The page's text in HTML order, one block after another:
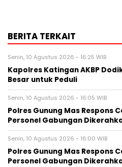
BERITA TERKAIT
Senin, 10 Agustus 2026 - 16:25 WIB
Kapolres Katingan AKBP
Besar untuk Peduli
Senin, 10 Agustus 2026 - 16:05 WIB
Polres Gunung Mas Respons
Personel Gabungan
Senin, 10 Agustus 2026 - 16:00 WIB
Polres Gunung Mas Respons
Personel Gabungan